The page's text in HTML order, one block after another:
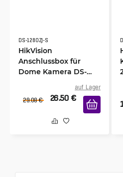
DS-1280ZJ-S
HikVision
Anschlussbox für
Dome Kamera DS-
auf Lager
29.08 € 26.50 €